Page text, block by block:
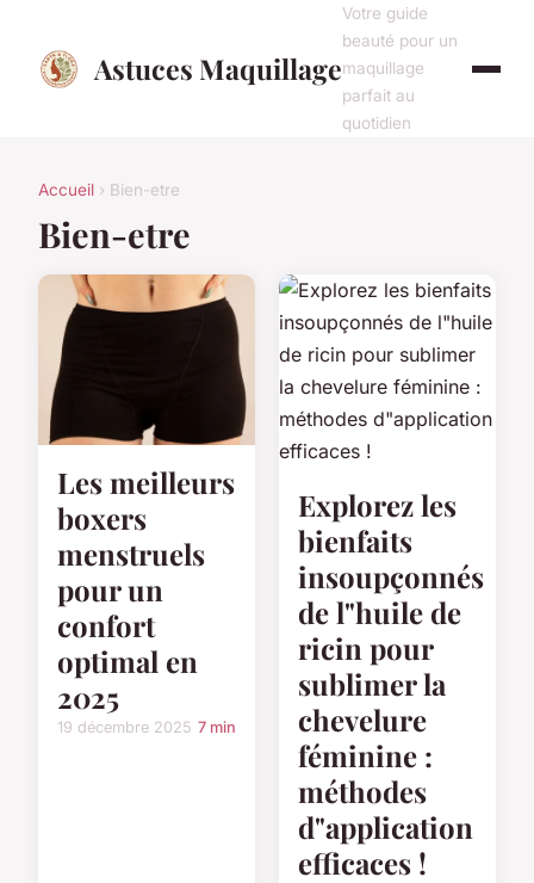
Astuces Maquillage
Votre guide
beauté pour un
maquillage
parfait au
quotidien
Accueil › Bien-etre
Bien-etre
Les meilleurs
boxers
menstruels
pour un
confort
optimal en
2025
19 décembre 2025 7 min
Explorez les
bienfaits
insoupçonnés
de l"huile de
ricin pour
sublimer la
chevelure
féminine :
méthodes
d"application
efficaces !